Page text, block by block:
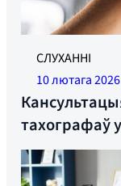
СЛУХАННІ
10 лютага 2026
тахографаў